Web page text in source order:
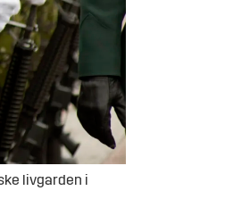
livgarden i